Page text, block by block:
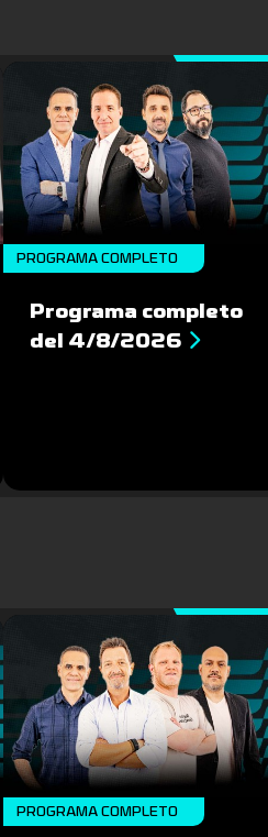
PROGRAMA COMPLETO
Programa completo
del 4/8/2026
PROGRAMA COMPLETO